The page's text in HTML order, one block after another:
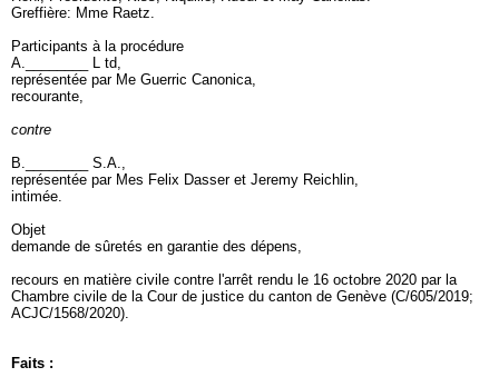
Greffière: Mme Raetz.
Participants à la procédure
A.________ L td,
représentée par Me Guerric Canonica,
recourante,
contre
B.________ S.A.,
représentée par Mes Felix Dasser et Jeremy Reichlin,
intimée.
Objet
demande de sûretés en garantie des dépens,
recours en matière civile contre l'arrêt rendu le 16 octobre 2020 par la
Chambre civile de la Cour de justice du canton de Genève (C/605/2019;
ACJC/1568/2020).
Faits :